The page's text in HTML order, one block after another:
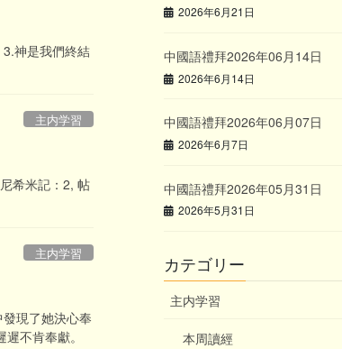
神是我們終結
主内学習
希米記：2, 帖
主内学習
現了她決心奉
不肯奉獻。
2026年6月21日
中國語禮拜2026年06月14日
2026年6月14日
中國語禮拜2026年06月07日
2026年6月7日
中國語禮拜2026年05月31日
2026年5月31日
カテゴリー
主内学習
本周讀經